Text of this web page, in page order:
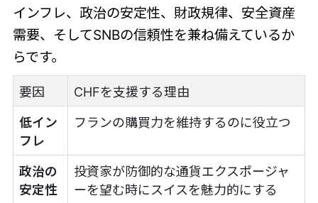
インフレ、政治の安定性、財政規律、安全資産
需要、そしてSNBの信頼性を兼ね備えているか
らです。
要因 CHFを支援する理由
低イン
フレ
フランの購買力を維持するのに役立つ
政治の
安定性
投資家が防御的な通貨エクスポージャ
ーを望む時にスイスを魅力的にする